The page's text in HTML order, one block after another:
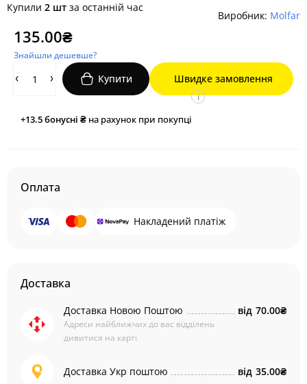
Купили 2 шт за останній час
Виробник: Molfar
135.00₴
Знайшли дешевше?
Купити Швидке замовлення
+13.5бонусні ₴ на рахунок при покупці
i
Оплата
Накладений платіж
Доставка
Доставка Новою Поштою
Адреси найближчих до вас відділень
дивитися на карті
від 70.00₴
Доставка Укр поштою від 35.00₴